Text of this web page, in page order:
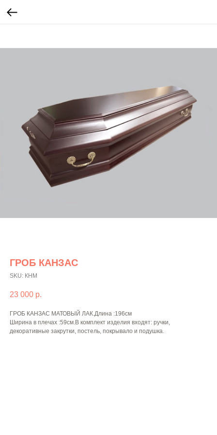
ГРОБ КАНЗАС
SKU: КНМ
23 000 р.
ГРОБ КАНЗАС МАТОВЫЙ ЛАК.Длина :196см
Ширина в плечах :59см.В комплект изделия входят: ручки,
декоративные закрутки, постель, покрывало и подушка.